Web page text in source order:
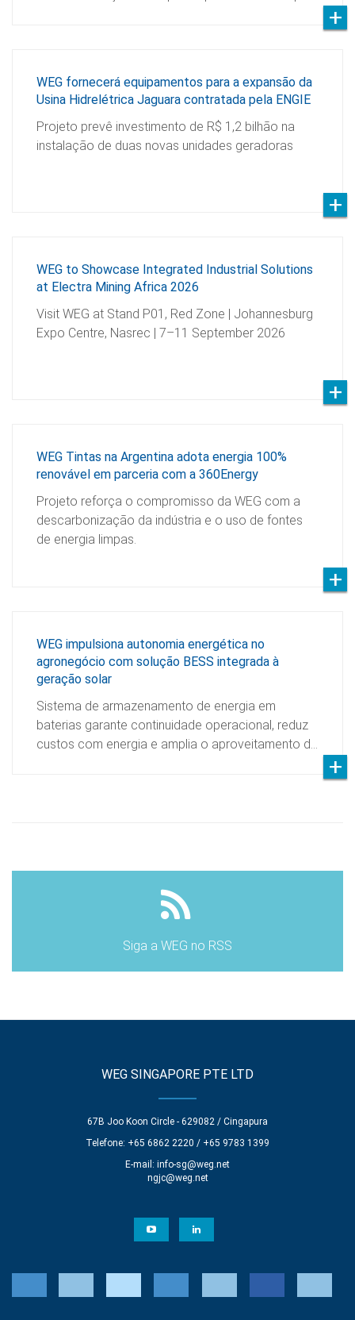
WEG fornecerá equipamentos para a expansão da
Usina Hidrelétrica Jaguara contratada pela ENGIE
Projeto prevê investimento de R$ 1,2 bilhão na
instalação de duas novas unidades geradoras
WEG to Showcase Integrated Industrial Solutions
at Electra Mining Africa 2026
Visit WEG at Stand P01, Red Zone | Johannesburg
Expo Centre, Nasrec | 7–11 September 2026
WEG Tintas na Argentina adota energia 100%
renovável em parceria com a 360Energy
Projeto reforça o compromisso da WEG com a
descarbonização da indústria e o uso de fontes
de energia limpas.
WEG impulsiona autonomia energética no
agronegócio com solução BESS integrada à
geração solar
Sistema de armazenamento de energia em
baterias garante continuidade operacional, reduz
custos com energia e amplia o aproveitamento d…
Siga a WEG no RSS
WEG SINGAPORE PTE LTD
67B Joo Koon Circle - 629082 / Cingapura
Telefone: +65 6862 2220 / +65 9783 1399
E-mail: info-sg@weg.net
ngjc@weg.net